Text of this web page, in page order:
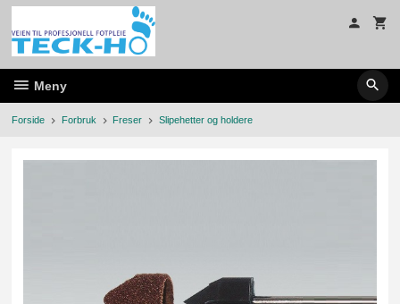
Gå
innholdet
Meny
Forside Forbruk Freser Slipehetter og holdere